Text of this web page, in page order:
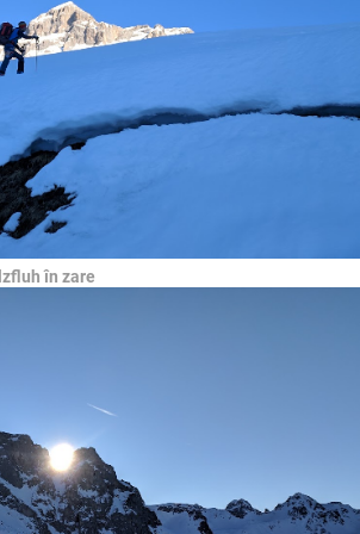
în zare